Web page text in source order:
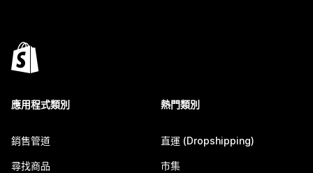
應用程式類別
銷售管道
尋找商品
熱門類別
直運 (Dropshipping)
市集